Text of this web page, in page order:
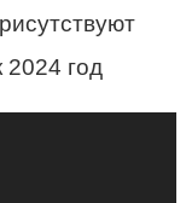
2024 год